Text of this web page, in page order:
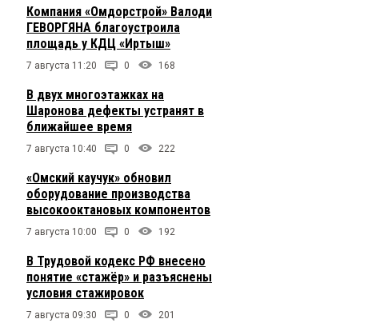
Компания «Омдорстрой» Валоди
ГЕВОРГЯНА благоустроила
площадь у КДЦ «Иртыш»
7 августа 11:20 0 168
В двух многоэтажках на
Шаронова дефекты устранят в
ближайшее время
7 августа 10:40 0 222
«Омский каучук» обновил
оборудование производства
высокооктановых компонентов
7 августа 10:00 0 192
В Трудовой кодекс РФ внесено
понятие «стажёр» и разъяснены
условия стажировок
7 августа 09:30 0 201